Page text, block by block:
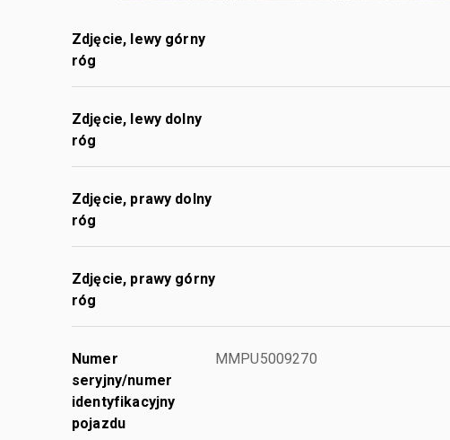
Zdjęcie, lewy górny
róg
Zdjęcie, lewy dolny
róg
Zdjęcie, prawy dolny
róg
Zdjęcie, prawy górny
róg
Numer
seryjny/numer
identyfikacyjny
pojazdu
MMPU5009270